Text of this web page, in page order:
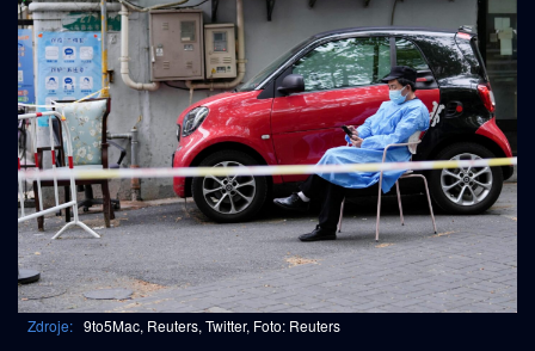
Zdroje: 9to5Mac, Reuters, Twitter, Foto: Reuters